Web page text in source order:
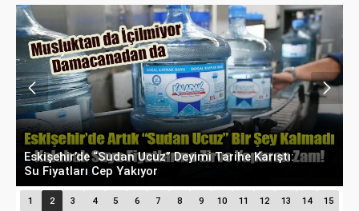
Milyonluk İhale, Sadece 30 Günlük Hizmet:
Kentpark Yapay Plajı Açıldı!
1 2 3 4 5 6 7 8 9 10 11 12 13 14 15